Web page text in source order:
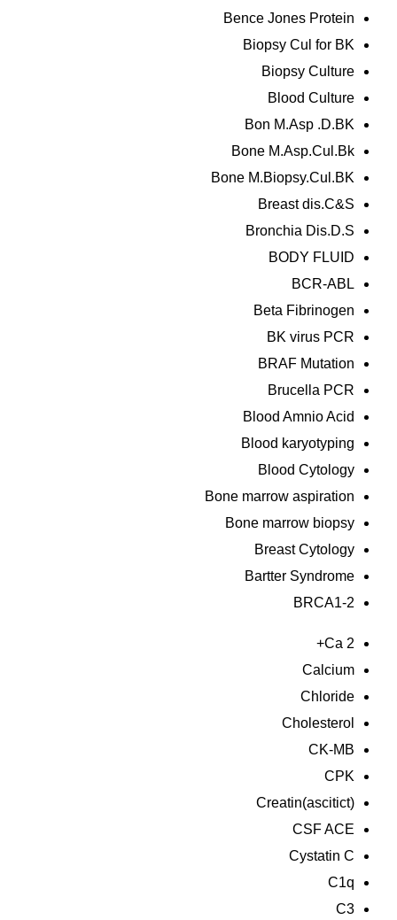
Bence Jones Protein
Biopsy Cul for BK
Biopsy Culture
Blood Culture
Bon M.Asp .D.BK
Bone M.Asp.Cul.Bk
Bone M.Biopsy.Cul.BK
Breast dis.C&S
Bronchia Dis.D.S
BODY FLUID
BCR-ABL
Beta Fibrinogen
BK virus PCR
BRAF Mutation
Brucella PCR
Blood Amnio Acid
Blood karyotyping
Blood Cytology
Bone marrow aspiration
Bone marrow biopsy
Breast Cytology
Bartter Syndrome
BRCA1-2
Ca 2+
Calcium
Chloride
Cholesterol
CK-MB
CPK
Creatin(ascitict)
CSF ACE
Cystatin C
C1q
C3